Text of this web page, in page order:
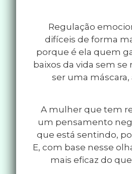
Regulação
difíceis de forma
porque é ela quem
baixos da vida sem
ser uma
A mulher que tem
um pensamento
que está sentindo,
E, com base nesse
mais eficaz do